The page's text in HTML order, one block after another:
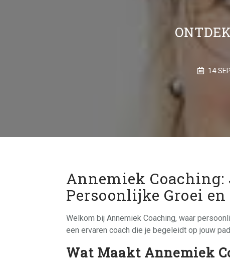
14
Annemiek Coaching:
Persoonlijke Groei en
Welkom bij Annemiek Coaching, waar
een ervaren coach die je begeleidt op jouw
Wat Maakt Annemiek